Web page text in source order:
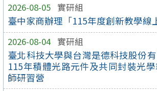
2026-08-05 實研組
臺中家商辦理「115年度創新教學線
2026-08-04 實研組
臺北科技大學與台灣是德科技股份
115年積體光路元件及共同封裝光
師研習營